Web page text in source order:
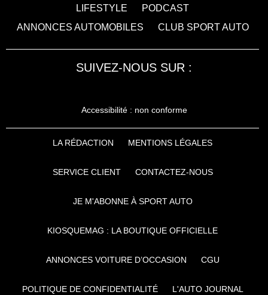
LIFESTYLE
PODCAST
ANNONCES AUTOMOBILES
CLUB SPORT AUTO
SUIVEZ-NOUS SUR :
Accessibilité : non conforme
LA RÉDACTION MENTIONS LÉGALES
SERVICE CLIENT CONTACTEZ-NOUS
JE M'ABONNE À SPORT AUTO
KIOSQUEMAG : LA BOUTIQUE OFFICIELLE
ANNONCES VOITURE D’OCCASION CGU
POLITIQUE DE CONFIDENTIALITÉ L'AUTO JOURNAL